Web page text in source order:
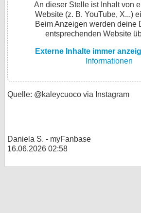
An dieser Stelle ist Inhalt von
Website (z. B. YouTube, X...)
Beim Anzeigen werden deine
entsprechenden Website
Externe Inhalte immer
Informationen
Quelle: @kaleycuoco via Instagram
Daniela S. - myFanbase
16.06.2026 02:58